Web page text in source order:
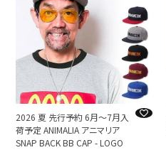
2026 夏 先行予約 6月～7月入
荷予定 ANIMALIA アニマリア
SNAP BACK BB CAP - LOGO